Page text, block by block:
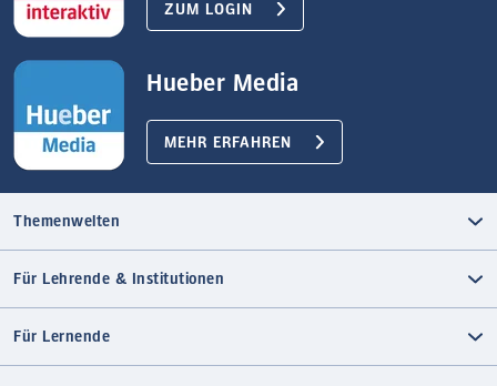
ZUM LOGIN
Hueber Media
MEHR ERFAHREN
Themenwelten
Für Lehrende & Institutionen
Für Lernende